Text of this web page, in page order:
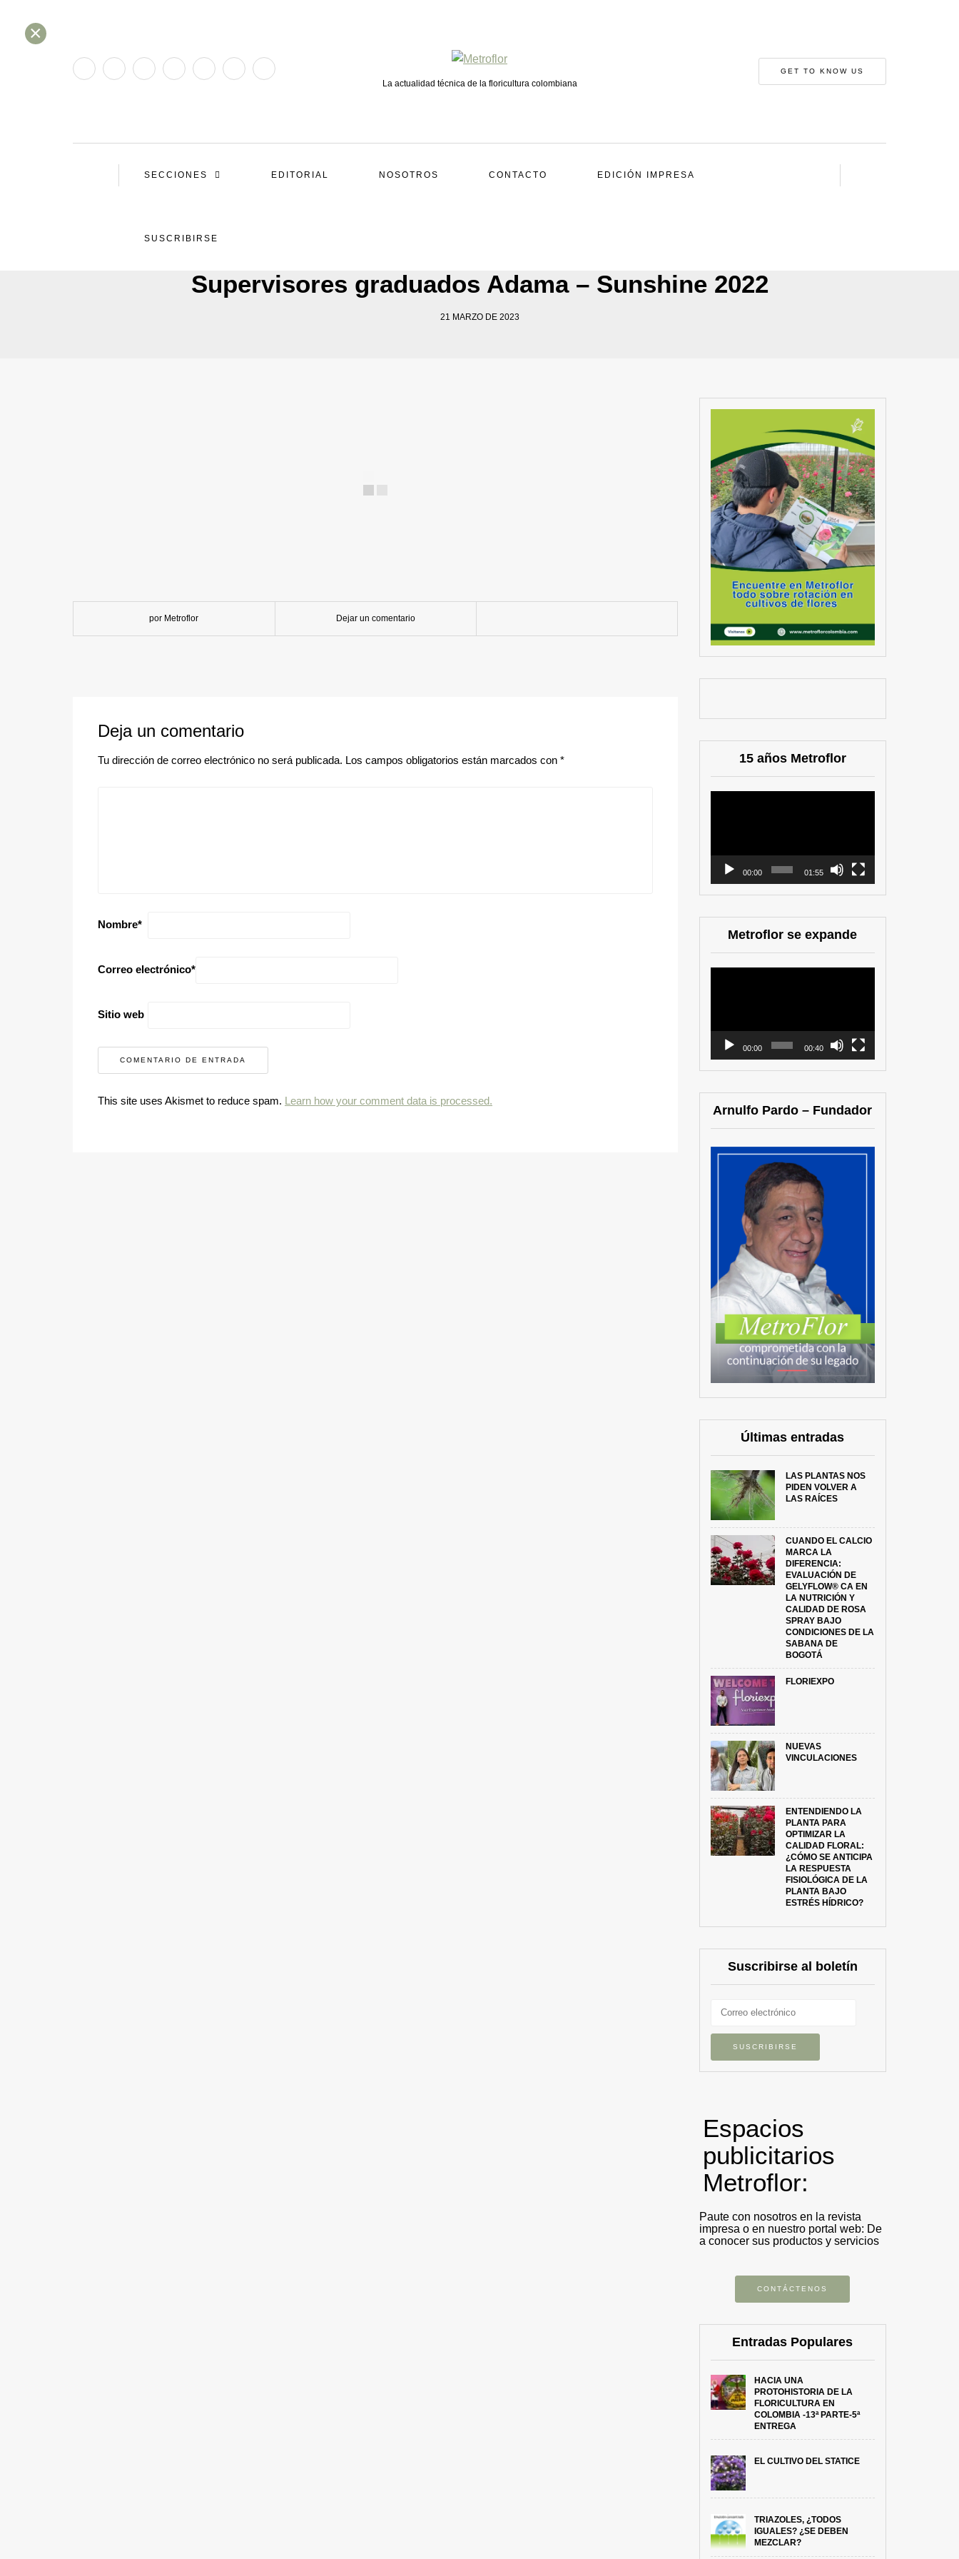
La actualidad técnica de la floricultura colombiana
GET TO KNOW US
SECCIONES EDITORIAL NOSOTROS CONTACTO EDICIÓN IMPRESA
SUSCRIBIRSE
Supervisores graduados Adama – Sunshine 2022
21 MARZO DE 2023
por Metroflor Dejar un comentario
Deja un comentario
Tu dirección de correo electrónico no será publicada. Los campos obligatorios están marcados con *
Nombre*
Correo electrónico*
Sitio web
This site uses Akismet to reduce spam. Learn how your comment data is processed.
15 años Metroflor
00:00 01:55
Metroflor se expande
00:00 00:40
Arnulfo Pardo – Fundador
Últimas entradas
LAS PLANTAS NOS
PIDEN VOLVER A
LAS RAÍCES
CUANDO EL CALCIO
MARCA LA
DIFERENCIA:
EVALUACIÓN DE
GELYFLOW® CA EN
LA NUTRICIÓN Y
CALIDAD DE ROSA
SPRAY BAJO
CONDICIONES DE LA
SABANA DE
BOGOTÁ
FLORIEXPO
NUEVAS
VINCULACIONES
ENTENDIENDO LA
PLANTA PARA
OPTIMIZAR LA
CALIDAD FLORAL:
¿CÓMO SE ANTICIPA
LA RESPUESTA
FISIOLÓGICA DE LA
PLANTA BAJO
ESTRÉS HÍDRICO?
Suscribirse al boletín
Espacios
publicitarios
Metroflor:
Paute con nosotros en la revista
impresa o en nuestro portal web: De
a conocer sus productos y servicios
CONTÁCTENOS
Entradas Populares
HACIA UNA
PROTOHISTORIA DE LA
FLORICULTURA EN
COLOMBIA -13ª PARTE-5ª
ENTREGA
EL CULTIVO DEL STATICE
TRIAZOLES, ¿TODOS
IGUALES? ¿SE DEBEN
MEZCLAR?
×